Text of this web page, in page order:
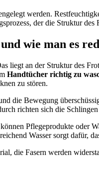
werden.
der die Struktur des
wie man es
liegt an der Struktur des
Handtücher richtig zu
zu stören.
die Bewegung
richten sich die
Pflegeprodukte oder
Wasser sorgt dafür,
die Fasern werden